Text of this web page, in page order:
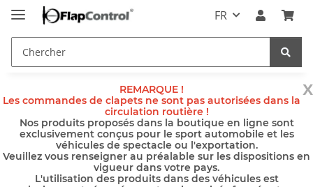
FR
x
REMARQUE !
Les commandes de clapets ne sont pas autorisées dans la
circulation routière !
Nos produits proposés dans la boutique en ligne sont
exclusivement conçus pour le sport automobile et les
véhicules de spectacle ou l'exportation.
Veuillez vous renseigner au préalable sur les dispositions en
vigueur dans votre pays.
L'utilisation des produits dans des véhicules est